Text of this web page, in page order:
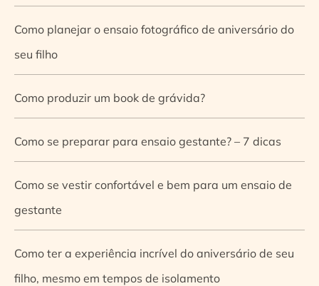
Como planejar o ensaio fotográfico de aniversário do
seu filho
Como produzir um book de grávida?
Como se preparar para ensaio gestante? – 7 dicas
Como se vestir confortável e bem para um ensaio de
gestante
Como ter a experiência incrível do aniversário de seu
filho, mesmo em tempos de isolamento